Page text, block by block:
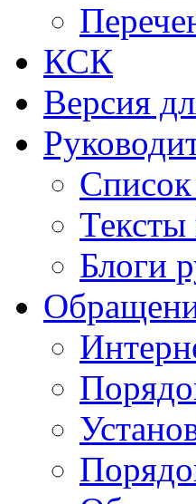
КСК
Версия
Список
Тексты
Блоги